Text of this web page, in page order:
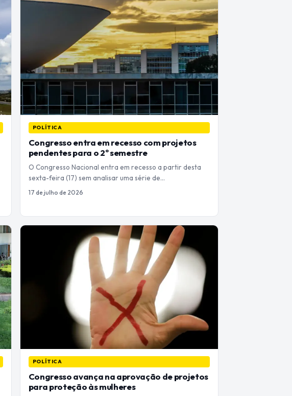
POLÍTICA
Congresso entra em recesso com projetos
pendentes para o 2º semestre
O Congresso Nacional entra em recesso a partir desta
sexta-feira (17) sem analisar uma série de…
17 de julho de 2026
POLÍTICA
Congresso avança na aprovação de projetos
para proteção às mulheres